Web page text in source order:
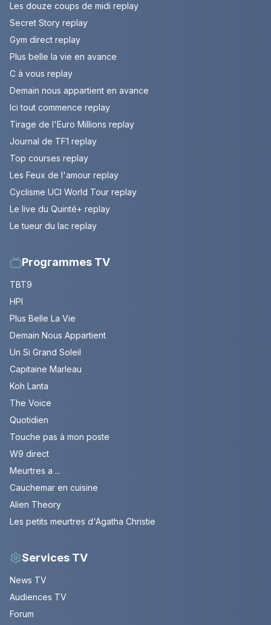
Les douze coups de midi replay
Secret Story replay
Gym direct replay
Plus belle la vie en avance
C à vous replay
Demain nous appartient en avance
Ici tout commence replay
Tirage de l'Euro Millions replay
Journal de TF1 replay
Top courses replay
Les Feux de l'amour replay
Cyclisme UCI World Tour replay
Le live du Quinté+ replay
Le tueur du lac replay
Programmes TV
TBT9
HPI
Plus Belle La Vie
Demain Nous Appartient
Un Si Grand Soleil
Capitaine Marleau
Koh Lanta
The Voice
Quotidien
Touche pas à mon poste
W9 direct
Meurtres a ...
Cauchemar en cuisine
Alien Theory
Les petits meurtres d'Agatha Christie
Services TV
News TV
Audiences TV
Forum